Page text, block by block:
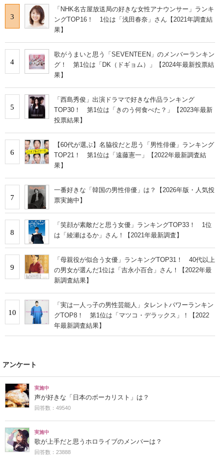
3
「NHK名古屋放送局の好きな女性アナウンサー」ランキ
ングTOP16！ 1位は「浅田春奈」さん【2021年調査結
果】
4
歌がうまいと思う「SEVENTEEN」のメンバーランキン
グ！ 第1位は「DK（ドギョム）」【2024年最新投票結
果】
5
「西島秀俊」出演ドラマで好きな作品ランキング
TOP30！ 第1位は「きのう何食べた？」【2023年最新
投票結果】
6
【60代が選ぶ】名脇役だと思う「男性俳優」ランキング
TOP21！ 第1位は「遠藤憲一」【2022年最新調査結
果】
7
一番好きな「韓国の男性俳優」は？【2026年版・人気投
票実施中】
8
「笑顔が素敵だと思う女優」ランキングTOP33！ 1位
は「綾瀬はるか」さん！【2021年最新調査】
9
「母親役が似合う女優」ランキングTOP31！ 40代以上
の男女が選んだ1位は「吉永小百合」さん！【2022年最
新調査結果】
10
「実は一人っ子の男性芸能人」タレントパワーランキン
グTOP8！ 第1位は「マツコ・デラックス」！【2022
年最新調査結果】
アンケート
実施中
声が好きな「日本のボーカリスト」は？
回答数：49540
実施中
歌が上手だと思うホロライブのメンバーは？
回答数：23888